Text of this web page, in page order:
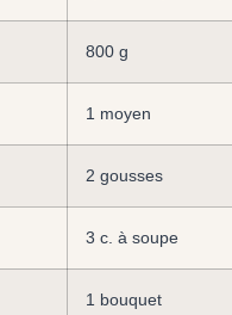
800 g
1 moyen
2 gousses
3 c. à soupe
1 bouquet